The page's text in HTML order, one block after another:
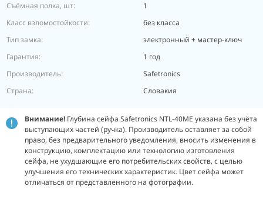
Съёмная полка, шт:
1
Класс взломостойкости:
без класса
Тип замка:
электронный + мастер-ключ
Гарантия:
1 год
Производитель:
Safetronics
Страна:
Словакия
Внимание! Глубина сейфа Safetronics NTL-40ME указана без учёта
выступающих частей (ручка). Производитель оставляет за собой
право, без предварительного уведомления, вносить изменения в
конструкцию, комплектацию или технологию изготовления
сейфа, не ухудшающие его потребительских свойств, с целью
улучшения его технических характеристик. Цвет сейфа может
отличаться от представленного на фотографии.